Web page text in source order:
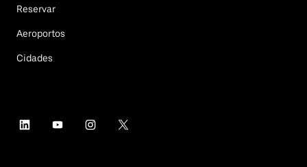
Reservar
Aeroportos
Cidades